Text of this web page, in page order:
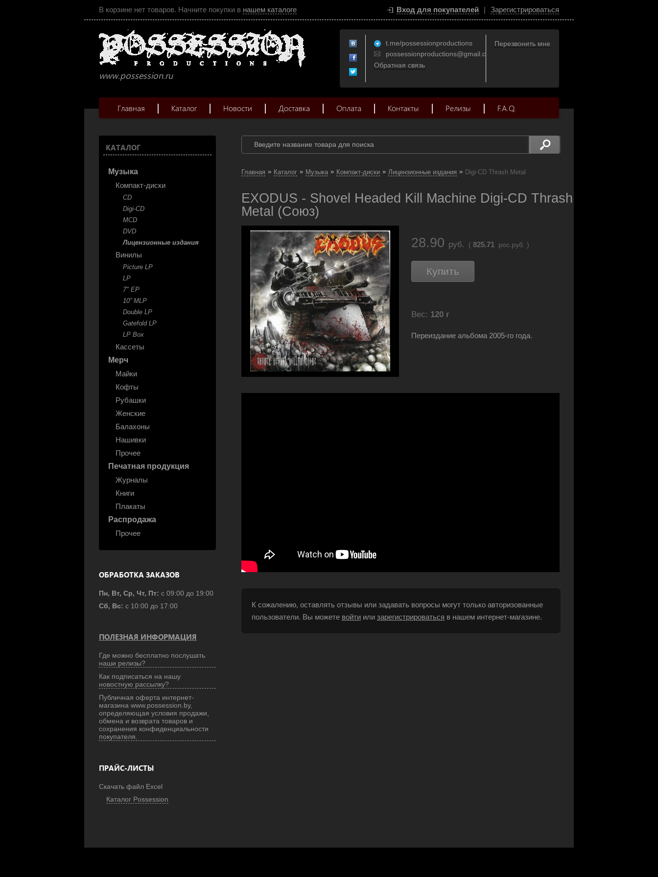
В корзине нет товаров. Начните покупки в нашем каталоге Вход для покупателей | Зарегистрироваться
www.possession.ru
t.me/possessionproductions
possessionproductions@gmail.com
Обратная связь
Перезвонить мне
Главная Каталог Новости Доставка Оплата Контакты Релизы F.A.Q.
КАТАЛОГ
Музыка
Компакт-диски
CD
Digi-CD
MCD
DVD
Лицензионные издания
Винилы
Picture LP
LP
7" EP
10'' MLP
Double LP
Gatefold LP
LP Box
Кассеты
Мерч
Майки
Кофты
Рубашки
Женские
Балахоны
Нашивки
Прочее
Печатная продукция
Журналы
Книги
Плакаты
Распродажа
Прочее
ОБРАБОТКА ЗАКАЗОВ
Пн, Вт, Ср, Чт, Пт: с 09:00 до 19:00
Сб, Вс: с 10:00 до 17:00
ПОЛЕЗНАЯ ИНФОРМАЦИЯ
Где можно бесплатно послушать
наши релизы?
Как подписаться на нашу
новостную рассылку?
Публичная оферта интернет-
магазина www.possession.by,
определяющая условия продажи,
обмена и возврата товаров и
сохранения конфиденциальности
покупателя.
ПРАЙС-ЛИСТЫ
Скачать файл Excel
Каталог Possession
Главная » Каталог » Музыка » Компакт-диски » Лицензионные издания » Digi-CD Thrash Metal
EXODUS - Shovel Headed Kill Machine Digi-CD Thrash
Metal (Союз)
28.90 руб. ( 825.71 рос.руб. )
Купить
Вес: 120 г
Переиздание альбома 2005-го года.
К сожалению, оставлять отзывы или задавать вопросы могут только авторизованные
пользователи. Вы можете войти или зарегистрироваться в нашем интернет-магазине.